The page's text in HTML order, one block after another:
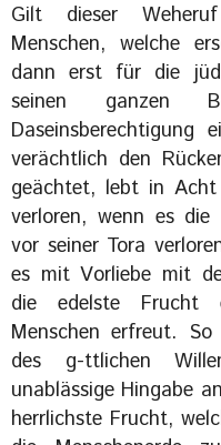
Gilt dieser
Menschen, welche
dann erst für die
seinen ganzen
Daseinsberechtigung
verächtlich den
geächtet, lebt in
verloren, wenn es die
vor seiner Tora
es mit Vorliebe mit
die edelste Frucht
Menschen erfreut.
des g-ttlichen
unablässige Hingabe
herrlichste Frucht,